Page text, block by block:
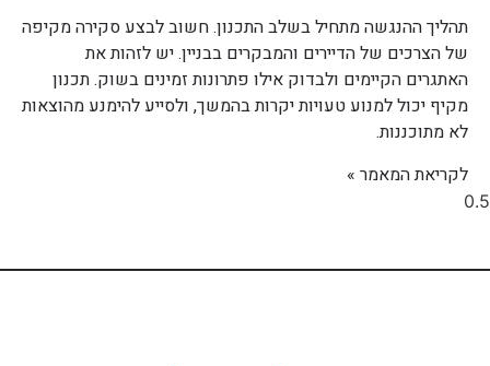
תהליך ההנגשה מתחיל בשלב התכנון. חשוב לבצע סקירה מקיפה
של הצרכים של הדיירים והמבקרים בבניין. יש לזהות את
האתגרים הקיימים ולבדוק אילו פתרונות זמינים בשוק. תכנון
מקיף יכול למנוע טעויות יקרות בהמשך, ולסייע להימנע מהוצאות
לא מתוכננות.
לקריאת המאמר »